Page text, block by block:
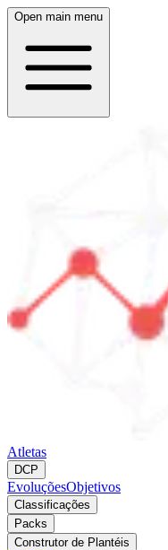
Open main menu
Atletas
DCP
EvoluçõesObjetivos
Classificações
Packs
Construtor de Plantéis